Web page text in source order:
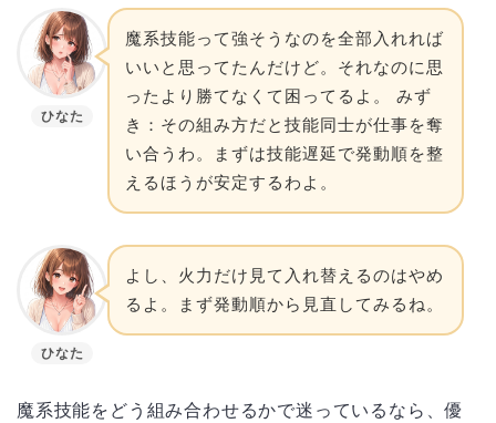
ひなた
魔系技能って強そうなのを全部入れれば
いいと思ってたんだけど。それなのに思
ったより勝てなくて困ってるよ。 みず
き：その組み方だと技能同士が仕事を奪
い合うわ。まずは技能遅延で発動順を整
えるほうが安定するわよ。
ひなた
よし、火力だけ見て入れ替えるのはやめ
るよ。まず発動順から見直してみるね。
魔系技能をどう組み合わせるかで迷っているなら、優